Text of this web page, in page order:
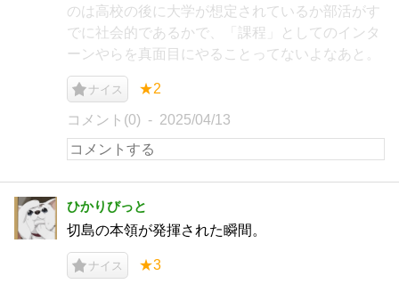
のは高校の後に大学が想定されているか部活がす
でに社会的であるかで、「課程」としてのインタ
ーンやらを真面目にやることってないよなあと。
ナイス ★2
コメント(0) 2025/04/13
ひかりびっと
切島の本領が発揮された瞬間。
ナイス ★3